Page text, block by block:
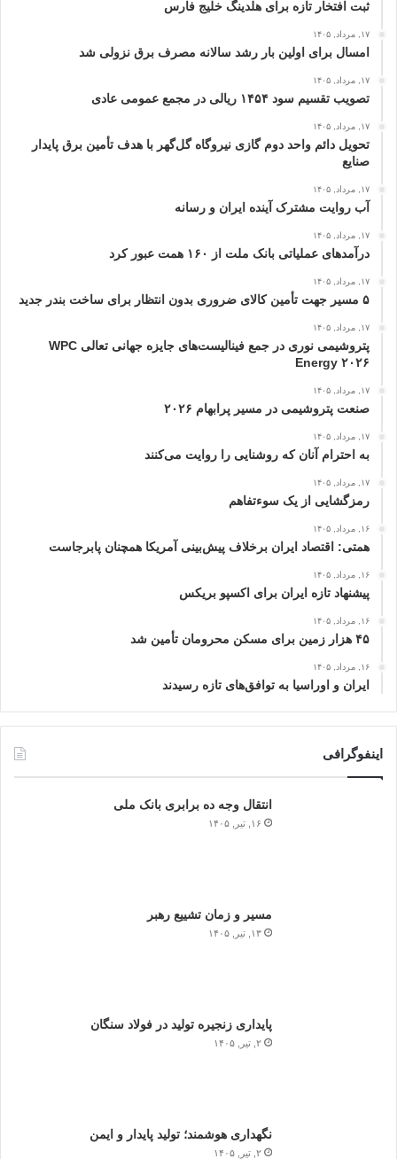
ثبت افتخار تازه برای هلدینگ خلیج‌ فارس
۱۷, مرداد, ۱۴۰۵
امسال برای اولین بار رشد سالانه مصرف برق نزولی شد
۱۷, مرداد, ۱۴۰۵
تصویب تقسیم سود ۱۴۵۴ ریالی در مجمع عمومی عادی
۱۷, مرداد, ۱۴۰۵
تحویل دائم واحد دوم گازی نیروگاه گل‌گهر با هدف تأمین برق پایدار
صنایع
۱۷, مرداد, ۱۴۰۵
آب روایت مشترک آینده ایران و رسانه
۱۷, مرداد, ۱۴۰۵
درآمدهای عملیاتی بانک ملت از ۱۶۰ همت عبور كرد
۱۷, مرداد, ۱۴۰۵
۵ مسیر جهت تأمین کالای ضروری بدون انتظار برای ساخت بندر جدید
۱۷, مرداد, ۱۴۰۵
پتروشیمی نوری در جمع فینالیست‌های جایزه جهانی تعالی WPC
Energy ۲۰۲۶
۱۷, مرداد, ۱۴۰۵
صنعت پتروشیمی در مسیر پرابهام ۲۰۲۶
۱۷, مرداد, ۱۴۰۵
به احترام آنان که روشنایی را روایت می‌کنند
۱۷, مرداد, ۱۴۰۵
رمزگشایی از یک سوءتفاهم
۱۶, مرداد, ۱۴۰۵
همتی: اقتصاد ایران برخلاف پیش‌بینی آمریکا همچنان پابرجاست
۱۶, مرداد, ۱۴۰۵
پیشنهاد تازه ایران برای اکسپو بریکس
۱۶, مرداد, ۱۴۰۵
۴۵ هزار زمین برای مسکن محرومان تأمین شد
۱۶, مرداد, ۱۴۰۵
ایران و اوراسیا به توافق‌های تازه رسیدند
اینفوگرافی
انتقال وجه ده برابری بانک ملی
۱۶, تیر, ۱۴۰۵
مسیر و زمان تشییع رهبر
۱۳, تیر, ۱۴۰۵
پایداری زنجیره تولید در فولاد سنگان
۲, تیر, ۱۴۰۵
نگهداری هوشمند؛ تولید پایدار و ایمن
۲, تیر, ۱۴۰۵